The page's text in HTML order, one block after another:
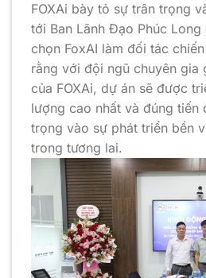
FOXAi bày tỏ sự trân trọng
tới Ban Lãnh Đạo Phúc
chọn FoxAI làm đối tác
rằng với đội ngũ chuyên gia
của FOXAi, dự án sẽ được
lượng cao nhất và đúng tiến
trọng vào sự phát triển bền
trong tương lai.